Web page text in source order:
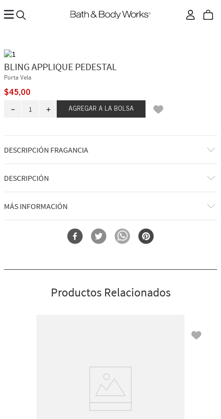
BLING APPLIQUE PEDESTAL
Porta Vela
$45,00
＋
－ AGREGAR A LA BOLSA
DESCRIPCIÓN FRAGANCIA
DESCRIPCIÓN
Qué hace: sostiene tu vela favorita de 3 mechas.
Por qué te encantará: es justo el brillo que tu hogar necesita.
MÁS INFORMACIÓN
Porta Vela
Productos Relacionados